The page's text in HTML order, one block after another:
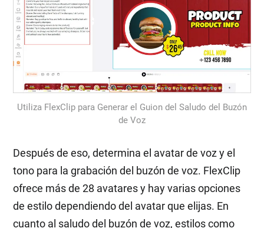
Utiliza FlexClip para Generar el Guion del Saludo del Buzón
de Voz
Después de eso, determina el avatar de voz y el
tono para la grabación del buzón de voz. FlexClip
ofrece más de 28 avatares y hay varias opciones
de estilo dependiendo del avatar que elijas. En
cuanto al saludo del buzón de voz, estilos como